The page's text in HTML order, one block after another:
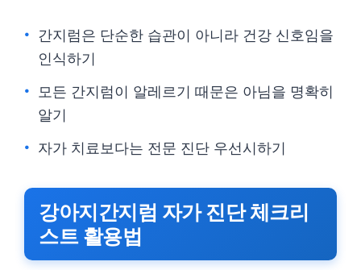
간지럼은 단순한 습관이 아니라 건강 신호임을
인식하기
모든 간지럼이 알레르기 때문은 아님을 명확히
알기
자가 치료보다는 전문 진단 우선시하기
강아지간지럼 자가 진단 체크리
스트 활용법